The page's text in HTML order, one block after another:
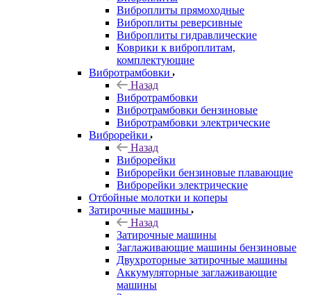
Виброплиты прямоходные
Виброплиты реверсивные
Виброплиты гидравлические
Коврики к виброплитам,
комплектующие
Вибротрамбовки
Назад
Вибротрамбовки
Вибротрамбовки бензиновые
Вибротрамбовки электрические
Виброрейки
Назад
Виброрейки
Виброрейки бензиновые плавающие
Виброрейки электрические
Отбойные молотки и коперы
Затирочные машины
Назад
Затирочные машины
Заглаживающие машины бензиновые
Двухроторные затирочные машины
Аккумуляторные заглаживающие
машины